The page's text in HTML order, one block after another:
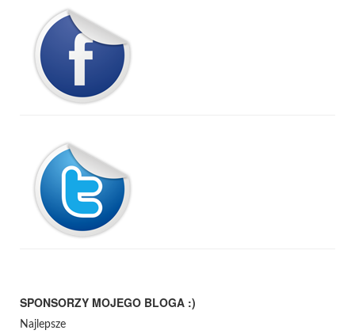
SPONSORZY MOJEGO BLOGA :)
Najlepsze